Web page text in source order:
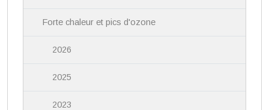
Forte chaleur et pics d'ozone
2026
2025
2023